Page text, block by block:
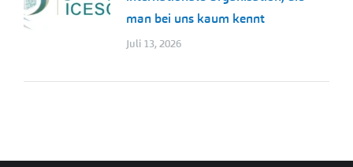
man bei uns kaum kennt
Juli 13, 2026